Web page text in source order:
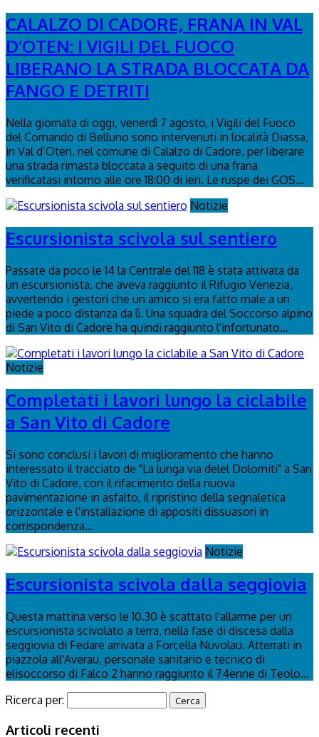
CALALZO DI CADORE, FRANA IN VAL
D’OTEN: I VIGILI DEL FUOCO
LIBERANO LA STRADA BLOCCATA DA
FANGO E DETRITI
Nella giornata di oggi, venerdì 7 agosto, i Vigili del Fuoco
del Comando di Belluno sono intervenuti in località Diassa,
in Val d’Oten, nel comune di Calalzo di Cadore, per liberare
una strada rimasta bloccata a seguito di una frana
verificatasi intorno alle ore 18:00 di ieri. Le ruspe dei GOS...
Notizie
Escursionista scivola sul sentiero
Passate da poco le 14 la Centrale del 118 è stata attivata da
un escursionista, che aveva raggiunto il Rifugio Venezia,
avvertendo i gestori che un amico si era fatto male a un
piede a poco distanza da lì. Una squadra del Soccorso alpino
di San Vito di Cadore ha quindi raggiunto l'infortunato...
Notizie
Completati i lavori lungo la ciclabile
a San Vito di Cadore
Si sono conclusi i lavori di miglioramento che hanno
interessato il tracciato de "La lunga via delel Dolomiti" a San
Vito di Cadore, con il rifacimento della nuova
pavimentazione in asfalto, il ripristino della segnaletica
orizzontale e l'installazione di appositi dissuasori in
corrispondenza...
Notizie
Escursionista scivola dalla seggiovia
Questa mattina verso le 10.30 è scattato l'allarme per un
escursionista scivolato a terra, nella fase di discesa dalla
seggiovia di Fedare arrivata a Forcella Nuvolau. Atterrati in
piazzola all'Averau, personale sanitario e tecnico di
elisoccorso di Falco 2 hanno raggiunto il 74enne di Teolo...
Ricerca per:
Articoli recenti